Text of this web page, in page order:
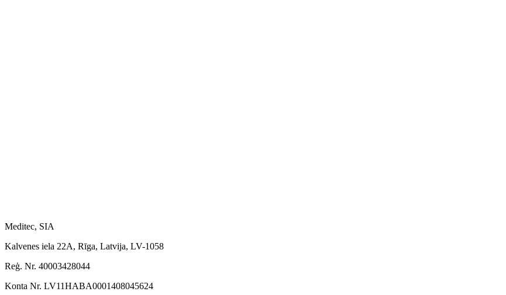
Meditec, SIA
Kalvenes iela 22A, Rīga, Latvija, LV-1058
Reģ. Nr. 40003428044
Konta Nr. LV11HABA0001408045624